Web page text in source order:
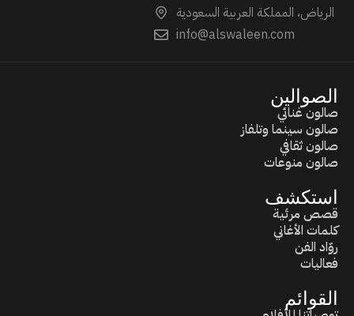
الرياض، المملكة العربية السعودية
info@alswaleen.com
الصوالين
صالون غنائي
صالون سينما وتلفاز
صالون ثقافي
صالون منوعات
استكشف
قصص مرئية
كلمات الأغاني
روّاد الفن
فعاليات
القوائم